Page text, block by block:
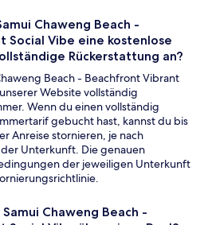
Chaweng Beach -
Social Vibe eine kostenlose
Rückerstattung an?
Beach - Beachfront Vibrant
Website vollständig
Wenn du einen vollständig
gebucht hast, kannst du bis
Anreise stornieren, je nach
Unterkunft. Die genauen
der jeweiligen Unterkunft
Chaweng Beach -